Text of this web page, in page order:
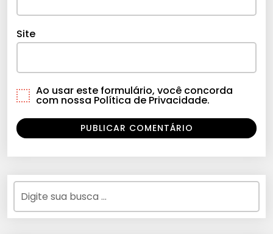
Site
Ao usar este formulário, você concorda
com nossa Política de Privacidade.